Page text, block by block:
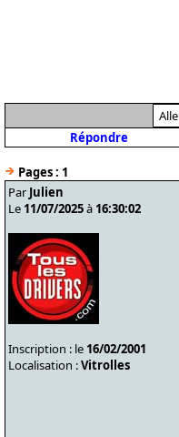
Répondre
Pages : 1
Par Julien
Le 11/07/2025à 16:30:02
Inscription : le 16/02/2001
Localisation :Vitrolles